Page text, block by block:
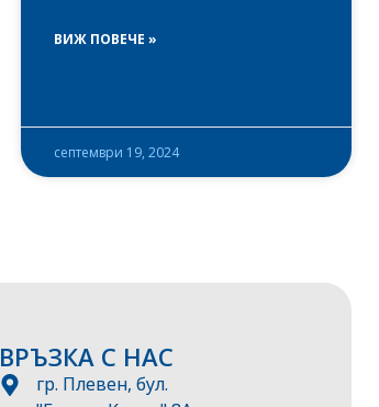
ВИЖ ПОВЕЧЕ »
септември 19, 2024
ВРЪЗКА С НАС
гр. Плевен, бул.